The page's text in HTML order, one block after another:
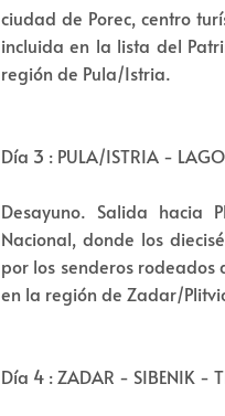
ciudad de Porec, centro
incluida en la lista del
región de Pula/Istria.
Día 3 : PULA/ISTRIA -
Desayuno. Salida hacia
Nacional, donde los
por los senderos
en la región de Zadar/
Día 4 : ZADAR - SIBENIK -